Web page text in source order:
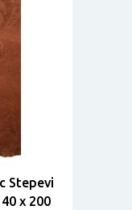
Stepevi
x 200